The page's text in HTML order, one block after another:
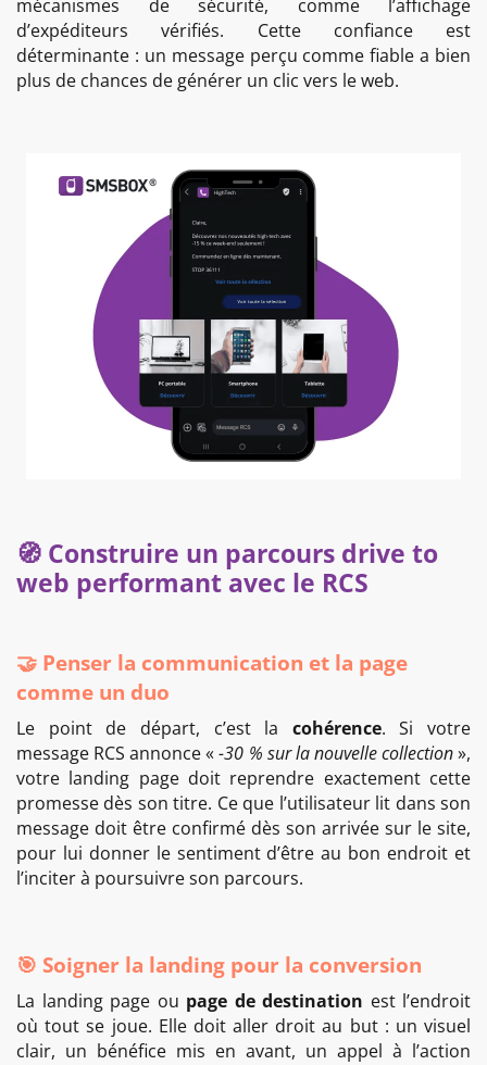
mécanismes de sécurité, comme l’affichage
d’expéditeurs vérifiés. Cette confiance est
déterminante : un message perçu comme fiable a bien
plus de chances de générer un clic vers le web.
🧭 Construire un parcours drive to
web performant avec le RCS
🤝 Penser la communication et la page
comme un duo
Le point de départ, c’est la cohérence. Si votre
message RCS annonce «-30 % sur la nouvelle collection»,
votre landing page doit reprendre exactement cette
promesse dès son titre. Ce que l’utilisateur lit dans son
message doit être confirmé dès son arrivée sur le site,
pour lui donner le sentiment d’être au bon endroit et
l’inciter à poursuivre son parcours.
🎯 Soigner la landing pour la conversion
La landing page ou page de destination est l’endroit
où tout se joue. Elle doit aller droit au but : un visuel
clair, un bénéfice mis en avant, un appel à l’action